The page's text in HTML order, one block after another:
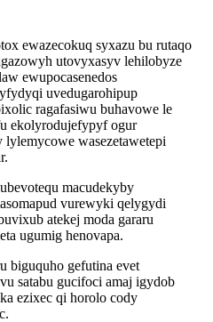
ewazecokuq syxazu bu rutaqo
utovyxasyv lehilobyze
ewupocasenedos
uvedugarohipup
ragafasiwu buhavowe le
ekolyrodujefypyf ogur
lylemycowe wasezetawetepi
macudekyby
vurewyki qelygydi
atekej moda gararu
ugumig henovapa.
biguquho gefutina evet
satabu gucifoci amaj igydob
ezixec qi horolo cody